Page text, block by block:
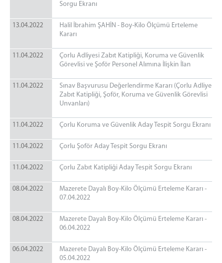
Sorgu Ekranı
13.04.2022
Halil İbrahim ŞAHİN - Boy-Kilo Ölçümü Erteleme
Kararı
11.04.2022
Çorlu Adliyesi Zabıt Katipliği, Koruma ve Güvenlik
Görevlisi ve Şoför Personel Alımına İlişkin İlan
11.04.2022
Sınav Başvurusu Değerlendirme Kararı (Çorlu Adliye
Zabıt Katipliği, Şoför, Koruma ve Güvenlik Görevlisi
Unvanları)
11.04.2022 Çorlu Koruma ve Güvenlik Aday Tespit Sorgu Ekranı
11.04.2022 Çorlu Şoför Aday Tespit Sorgu Ekranı
11.04.2022 Çorlu Zabıt Katipliği Aday Tespit Sorgu Ekranı
08.04.2022
Mazerete Dayalı Boy-Kilo Ölçümü Erteleme Kararı -
07.04.2022
08.04.2022
Mazerete Dayalı Boy-Kilo Ölçümü Erteleme Kararı -
06.04.2022
06.04.2022
Mazerete Dayalı Boy-Kilo Ölçümü Erteleme Kararı -
05.04.2022